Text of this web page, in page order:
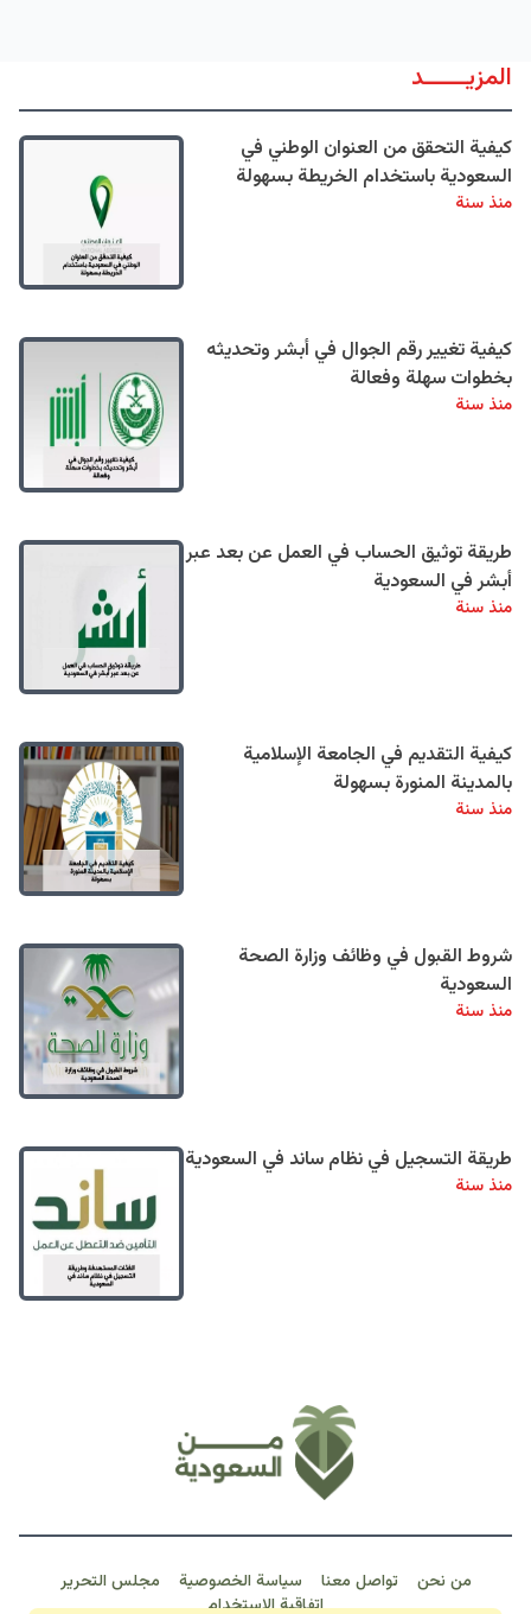
المزيــــــد
كيفية التحقق من العنوان الوطني في
السعودية باستخدام الخريطة بسهولة
منذ سنة
كيفية تغيير رقم الجوال في أبشر وتحديثه
بخطوات سهلة وفعالة
منذ سنة
طريقة توثيق الحساب في العمل عن بعد عبر
أبشر في السعودية
منذ سنة
كيفية التقديم في الجامعة الإسلامية
بالمدينة المنورة بسهولة
منذ سنة
شروط القبول في وظائف وزارة الصحة
السعودية
منذ سنة
طريقة التسجيل في نظام ساند في السعودية
منذ سنة
من نحن تواصل معنا سياسة الخصوصية
مجلس التحرير
اتفاقية الاستخدام